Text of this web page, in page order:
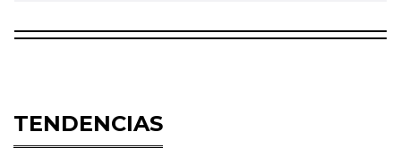
TENDENCIAS